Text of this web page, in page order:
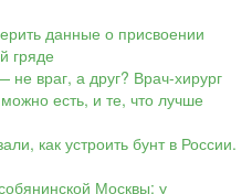
данные о присвоении
гряде
враг, а друг? Врач-хирург
есть, и те, что лучше
как устроить бунт в России.
Москвы: у